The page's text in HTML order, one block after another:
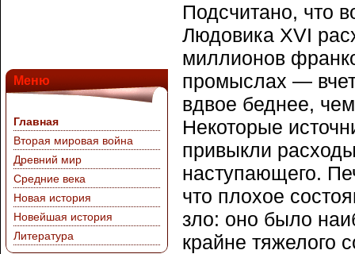
Меню
Главная
Вторая мировая война
Древний мир
Средние века
Новая история
Новейшая история
Литература
Подсчитано, что
Людовика XVI
миллионов
промыслах —
вдвое беднее,
Некоторые
привыкли
наступающего.
что плохое
зло: оно было
крайне тяжелого